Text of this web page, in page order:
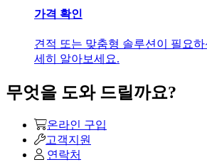
가격 확인
견적 또는 맞춤형 솔루션이 필요
세히 알아보세요.
무엇을 도와 드릴까요?
온라인 구입
고객지원
연락처